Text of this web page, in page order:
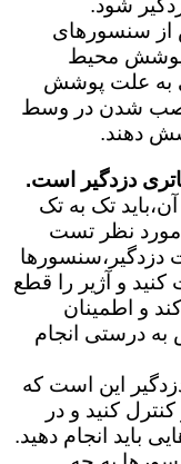
شود.
از سنسورهای
پوشش محیط
به علت پوشش
با نصب شدن در وسط
دهند.
دزدگیر است.
تک به تک
مورد نظر تست
دزدگیر،سنسورها
و آژیر را قطع
و اطمینان
به درستی انجام
این است که
کنید و در
باید انجام دهید.